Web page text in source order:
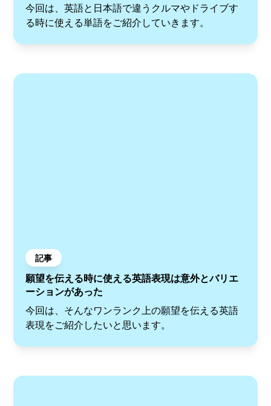
今回は、英語と日本語で違うクルマやドライブす
る時に使える単語をご紹介していきます。
記事
願望を伝える時に使える英語表現は意外とバリエ
ーションがあった
今回は、そんなワンランク上の願望を伝える英語
表現をご紹介したいと思います。